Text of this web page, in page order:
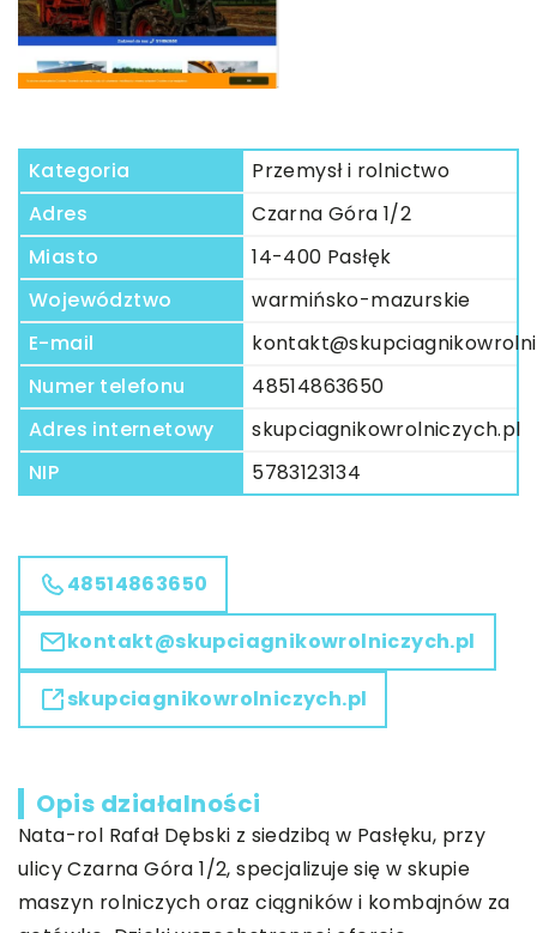
Kategoria
Przemysł i rolnictwo
Adres
Czarna Góra 1/2
Miasto
14-400 Pasłęk
Województwo
warmińsko-mazurskie
E-mail
Numer telefonu
48514863650
Adres internetowy
skupciagnikowrolniczych.pl
NIP
5783123134
48514863650
kontakt@skupciagnikowrolniczych.pl
skupciagnikowrolniczych.pl
Opis działalności
Nata-rol Rafał Dębski z siedzibą w Pasłęku, przy
ulicy Czarna Góra 1/2, specjalizuje się w skupie
maszyn rolniczych oraz ciągników i kombajnów za